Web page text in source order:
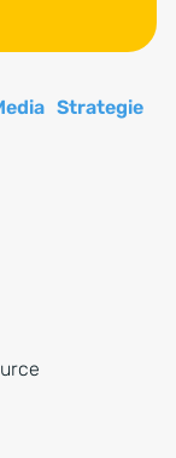
Strategie